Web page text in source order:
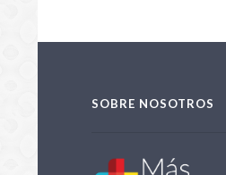
SOBRE NOSOTROS